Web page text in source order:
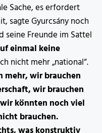
Sache, es erfordert
sagte Gyurcsány noch
seine Freunde im Sattel
einmal keine
nicht mehr „national“.
mehr, wir brauchen
wir brauchen
könnten noch viel
brauchen.